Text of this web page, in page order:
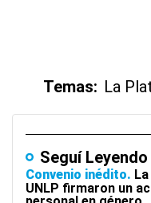
Temas: La
Seguí Leyendo
Convenio inédito
UNLP firmaron un